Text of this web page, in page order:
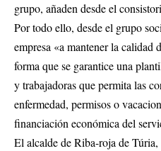
grupo, añaden desde el
Por todo ello, desde el grupo
empresa «a mantener la calidad
forma que se garantice una
y trabajadoras que permita las
enfermedad, permisos o
financiación económica del
El alcalde de Riba-roja de